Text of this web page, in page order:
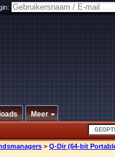
Meer
> Q-Dir (64-bit